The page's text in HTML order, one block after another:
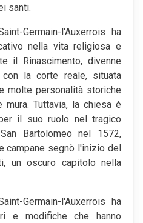
santi.
Germain-l'Auxerrois ha
nella vita religiosa e
il Rinascimento, divenne
la corte reale, situata
molte personalità storiche
mura. Tuttavia, la chiesa è
il suo ruolo nel tragico
Bartolomeo nel 1572,
campane segnò l'inizio del
un oscuro capitolo nella
Germain-l'Auxerrois ha
e modifiche che hanno